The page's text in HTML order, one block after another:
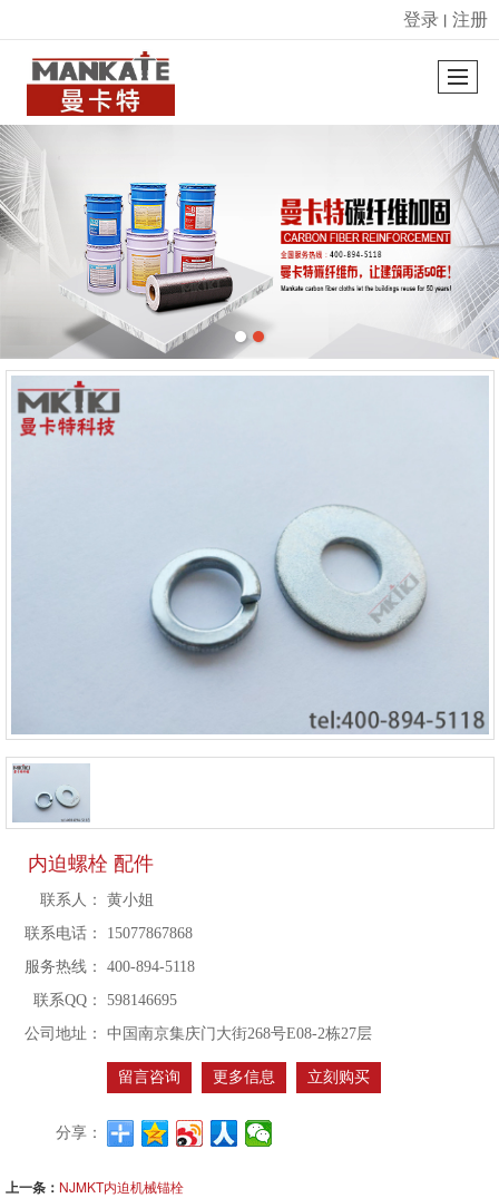
很遗憾，因您的浏览器版本过低导致无法获得最佳浏览体验，推荐下载安装谷歌浏览器！
登录 丨 注册
内迫螺栓 配件
联系人：
黄小姐
联系电话：
15077867868
服务热线：
400-894-5118
联系QQ：
598146695
公司地址：
中国南京集庆门大街268号E08-2栋27层
留言咨询 更多信息 立刻购买
分享：
上一条： NJMKT内迫机械锚栓